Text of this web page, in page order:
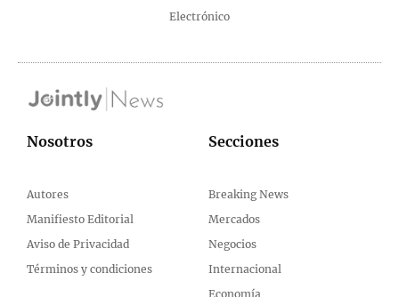
Electrónico
Nosotros
Autores
Manifiesto Editorial
Aviso de Privacidad
Términos y condiciones
Secciones
Breaking News
Mercados
Negocios
Internacional
Economía